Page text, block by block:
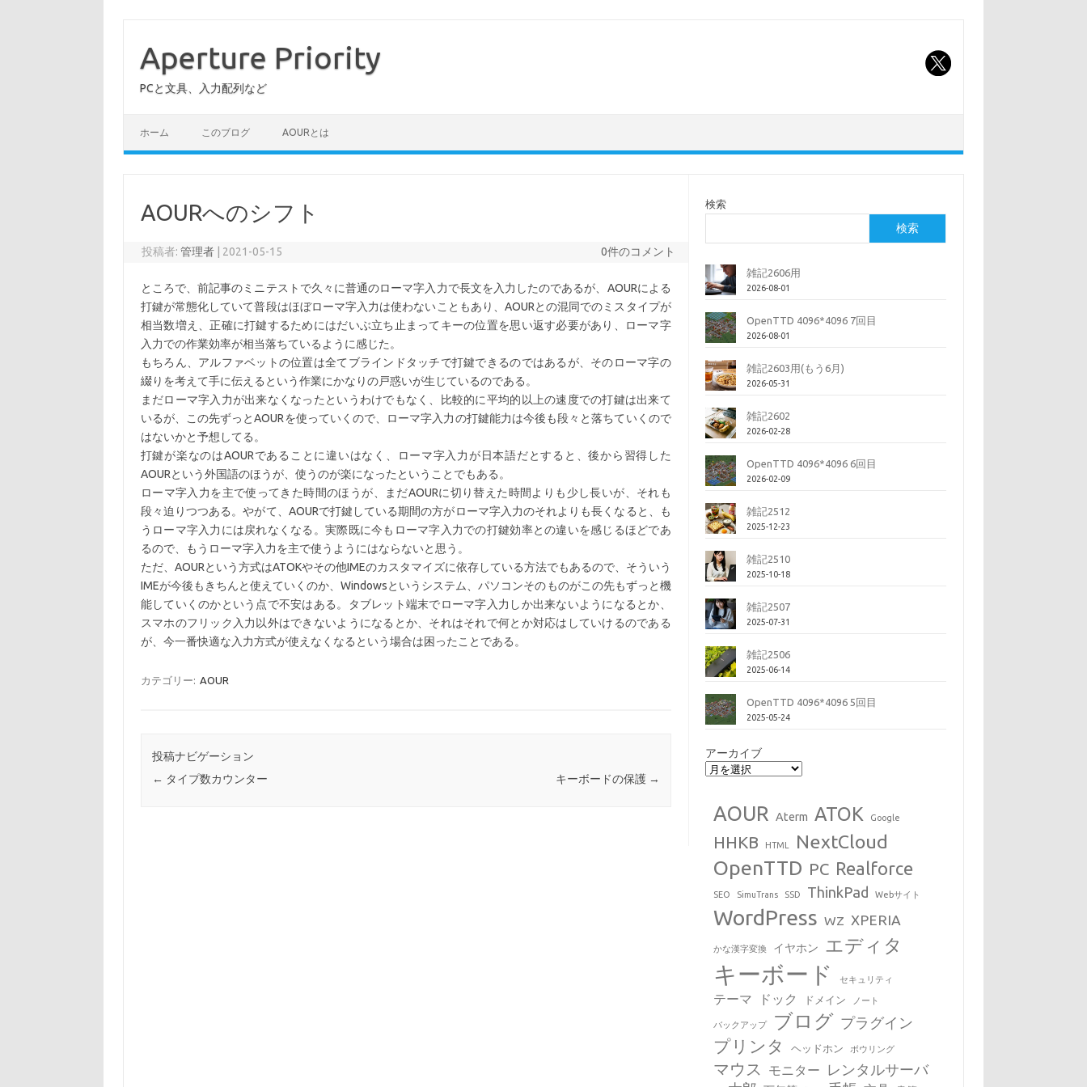
Aperture Priority
PCと文具、入力配列など
ホーム このブログ AOURとは
AOURへのシフト
投稿者:管理者 2021-05-15 0件のコメント
ところで、前記事のミニテストで久々に普通のローマ字入力で長文を入力したのであるが、AOURによる
打鍵が常態化していて普段はほぼローマ字入力は使わないこともあり、AOURとの混同でのミスタイプが
相当数増え、正確に打鍵するためにはだいぶ立ち止まってキーの位置を思い返す必要があり、ローマ字
入力での作業効率が相当落ちているように感じた。
もちろん、アルファベットの位置は全てブラインドタッチで打鍵できるのではあるが、そのローマ字の
綴りを考えて手に伝えるという作業にかなりの戸惑いが生じているのである。
まだローマ字入力が出来なくなったというわけでもなく、比較的に平均的以上の速度での打鍵は出来て
いるが、この先ずっとAOURを使っていくので、ローマ字入力の打鍵能力は今後も段々と落ちていくので
はないかと予想してる。
打鍵が楽なのはAOURであることに違いはなく、ローマ字入力が日本語だとすると、後から習得した
AOURという外国語のほうが、使うのが楽になったということでもある。
ローマ字入力を主で使ってきた時間のほうが、まだAOURに切り替えた時間よりも少し長いが、それも
段々迫りつつある。やがて、AOURで打鍵している期間の方がローマ字入力のそれよりも長くなると、も
うローマ字入力には戻れなくなる。実際既に今もローマ字入力での打鍵効率との違いを感じるほどであ
るので、もうローマ字入力を主で使うようにはならないと思う。
ただ、AOURという方式はATOKやその他IMEのカスタマイズに依存している方法でもあるので、そういう
IMEが今後もきちんと使えていくのか、Windowsというシステム、パソコンそのものがこの先もずっと機
能していくのかという点で不安はある。タブレット端末でローマ字入力しか出来ないようになるとか、
スマホのフリック入力以外はできないようになるとか、それはそれで何とか対応はしていけるのである
が、今一番快適な入力方式が使えなくなるという場合は困ったことである。
カテゴリー: AOUR
投稿ナビゲーション
← タイプ数カウンター キーボードの保護 →
検索
検索
雑記2606用
2026-08-01
OpenTTD 4096*4096 7回目
2026-08-01
雑記2603用(もう6月)
2026-05-31
雑記2602
2026-02-28
OpenTTD 4096*4096 6回目
2026-02-09
雑記2512
2025-12-23
雑記2510
2025-10-18
雑記2507
2025-07-31
雑記2506
2025-06-14
OpenTTD 4096*4096 5回目
2025-05-24
アーカイブ
AOUR Aterm ATOK Google
HHKB HTML NextCloud
OpenTTD PC Realforce
SEO SimuTrans SSD ThinkPad Webサイト
WordPress WZ XPERIA
かな漢字変換 イヤホン エディタ
キーボード セキュリティ
テーマ ドック ドメイン ノート
バックアップ ブログ プラグイン
プリンタ ヘッドホン ボウリング
マウス モニター
レンタルサーバ